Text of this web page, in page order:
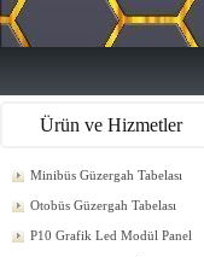
Ürün ve Hizmetler
Minibüs Güzergah Tabelası
Otobüs Güzergah Tabelası
P10 Grafik Led Modül Panel